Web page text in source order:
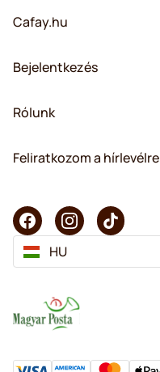
Cafay.hu
Bejelentkezés
Rólunk
Feliratkozom a hírlevélre
HU